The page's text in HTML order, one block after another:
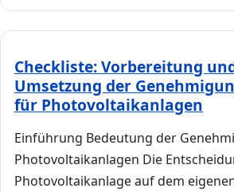
Checkliste: Vorbereitung
Umsetzung der
für Photovoltaikanlagen
Einführung Bedeutung der
Photovoltaikanlagen Die
Photovoltaikanlage auf dem